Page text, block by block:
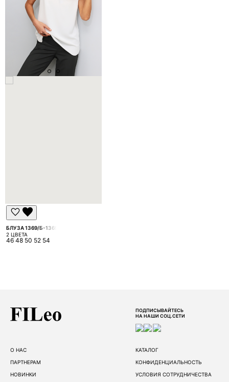
БЛУЗА 1369/Б-1369
2 ЦВЕТА
46 48 50 52 54
ПОДПИСЫВАЙТЕСЬ
НА НАШИ СОЦ.СЕТИ
О НАС
КАТАЛОГ
ПАРТНЕРАМ
КОНФИДЕНЦИАЛЬНОСТЬ
НОВИНКИ
УСЛОВИЯ СОТРУДНИЧЕСТВА